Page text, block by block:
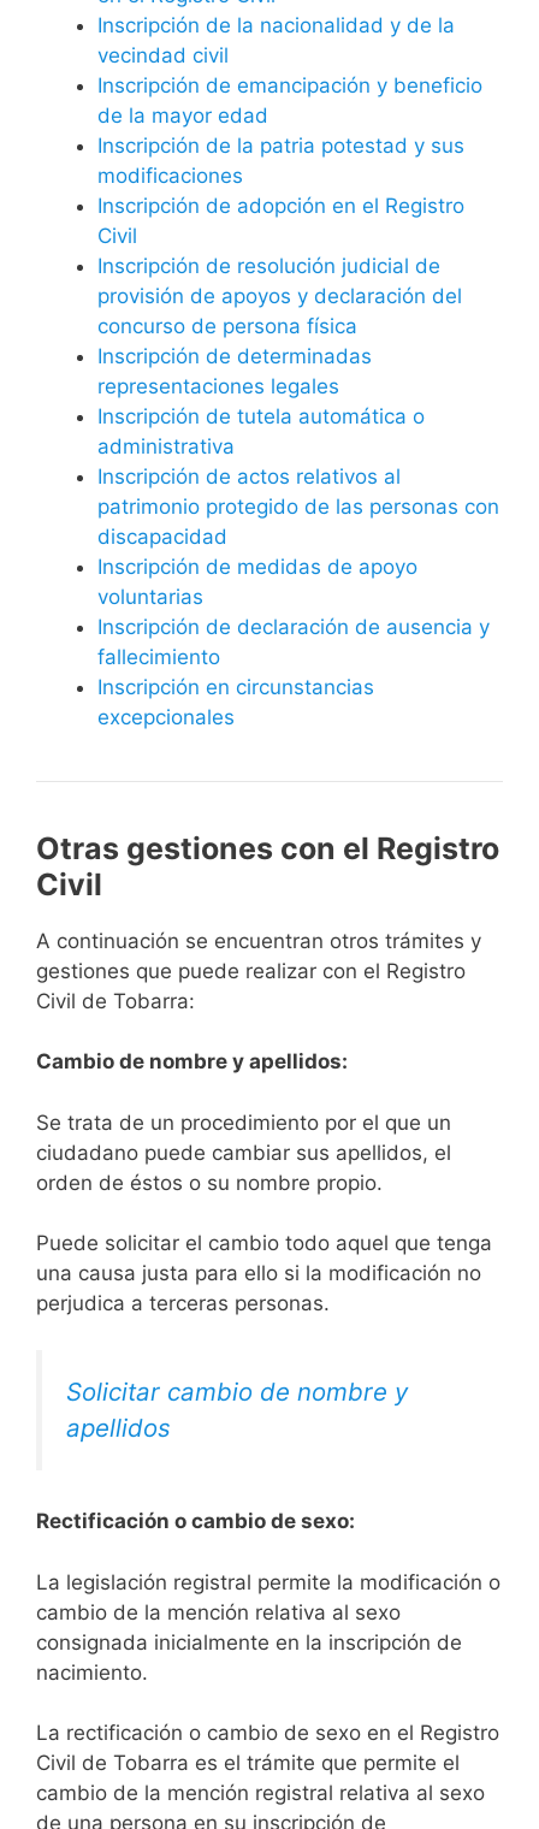
Inscripción de la nacionalidad y de la
vecindad civil
Inscripción de emancipación y beneficio
de la mayor edad
Inscripción de la patria potestad y sus
modificaciones
Inscripción de adopción en el Registro
Civil
Inscripción de resolución judicial de
provisión de apoyos y declaración del
concurso de persona física
Inscripción de determinadas
representaciones legales
Inscripción de tutela automática o
administrativa
Inscripción de actos relativos al
patrimonio protegido de las personas con
discapacidad
Inscripción de medidas de apoyo
voluntarias
Inscripción de declaración de ausencia y
fallecimiento
Inscripción en circunstancias
excepcionales
Otras gestiones con el Registro
Civil
A continuación se encuentran otros trámites y
gestiones que puede realizar con el Registro
Civil de Tobarra:
Cambio de nombre y apellidos:
Se trata de un procedimiento por el que un
ciudadano puede cambiar sus apellidos, el
orden de éstos o su nombre propio.
Puede solicitar el cambio todo aquel que tenga
una causa justa para ello si la modificación no
perjudica a terceras personas.
Solicitar cambio de nombre y
apellidos
Rectificación o cambio de sexo:
La legislación registral permite la modificación o
cambio de la mención relativa al sexo
consignada inicialmente en la inscripción de
nacimiento.
La rectificación o cambio de sexo en el Registro
Civil de Tobarra es el trámite que permite el
cambio de la mención registral relativa al sexo
de una persona en su inscripción de